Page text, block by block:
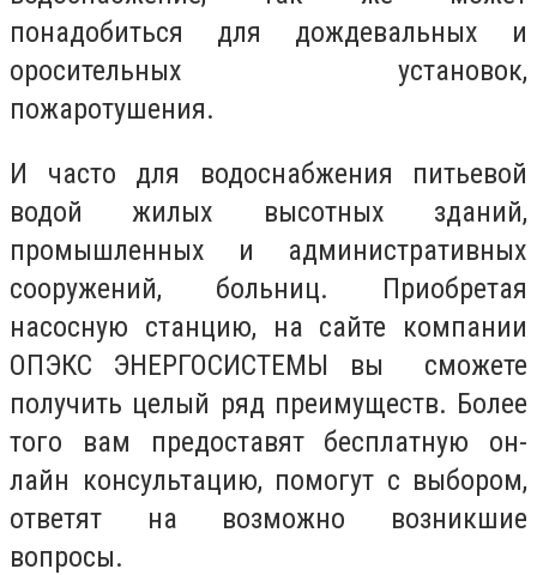
понадобиться для дождевальных и
оросительных установок,
пожаротушения.
И часто для водоснабжения питьевой
водой жилых высотных зданий,
промышленных и административных
сооружений, больниц. Приобретая
насосную станцию, на сайте компании
ОПЭКС ЭНЕРГОСИСТЕМЫ вы сможете
получить целый ряд преимуществ. Более
того вам предоставят бесплатную он-
лайн консультацию, помогут с выбором,
ответят на возможно возникшие
вопросы.